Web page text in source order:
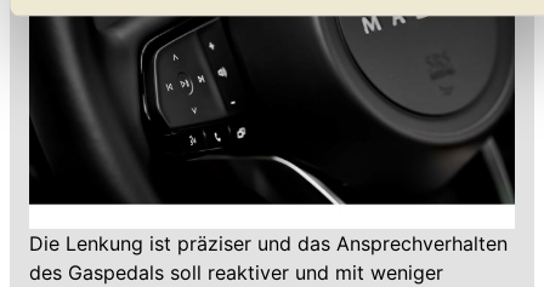
Funktionalitäten der Website zur Verfügung stehen. Sie
können die Einstellungen jederzeit in unserer
Datenschutzerklärung
Die Lenkung ist präziser und das Ansprechverhalten
des Gaspedals soll reaktiver und mit weniger